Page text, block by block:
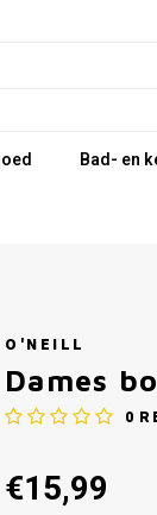
Bad- en
O'NEILL
Dames
0
€15,99